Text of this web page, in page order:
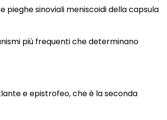
sinoviali meniscoidi della capsula
più frequenti che determinano
e epistrofeo, che è la seconda